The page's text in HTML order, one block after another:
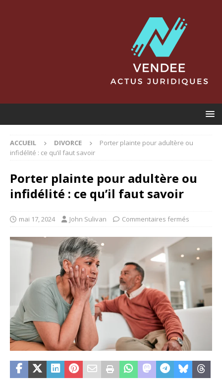
ACCUEIL DIVORCE
Porter plainte pour adultère ou
infidélité : ce qu’il faut savoir
Porter plainte pour adultère ou
infidélité : ce qu’il faut savoir
mai 17, 2024 John Sulivan Commentaires fermés